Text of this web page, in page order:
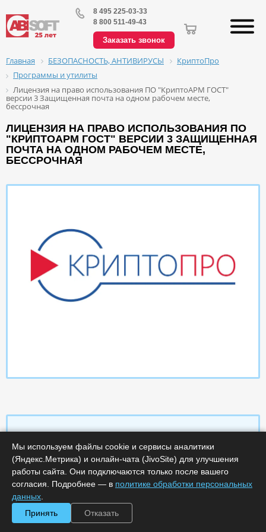
8 495 225-03-33
8 800 511-49-43
Заказать звонок
Главная БЕЗОПАСНОСТЬ, АНТИВИРУСЫ
КриптоПро
Программы и утилиты
Лицензия на право использования ПО "КриптоАРМ ГОСТ"
версии 3 Защищенная почта на одном рабочем месте,
бессрочная
ЛИЦЕНЗИЯ НА ПРАВО ИСПОЛЬЗОВАНИЯ ПО
"КРИПТОАРМ ГОСТ" ВЕРСИИ 3 ЗАЩИЩЕННАЯ
ПОЧТА НА ОДНОМ РАБОЧЕМ МЕСТЕ,
БЕССРОЧНАЯ
Характеристики
Срок поставки, дней :14
Код :
0000-369137
Артикул :2404
Мы используем файлы cookie и сервисы аналитики
(Яндекс.Метрика) и онлайн-чата (JivoSite) для улучшения
работы сайта. Они подключаются только после вашего
согласия. Подробнее — в политике обработки персональных
данных
Принять
Отказать